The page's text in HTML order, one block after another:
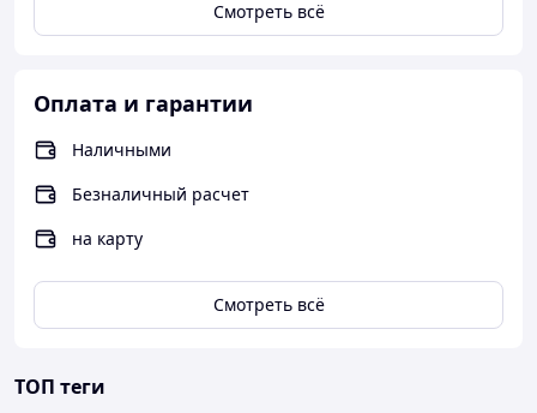
Смотреть всё
Оплата и гарантии
Наличными
Безналичный расчет
на карту
Смотреть всё
ТОП теги